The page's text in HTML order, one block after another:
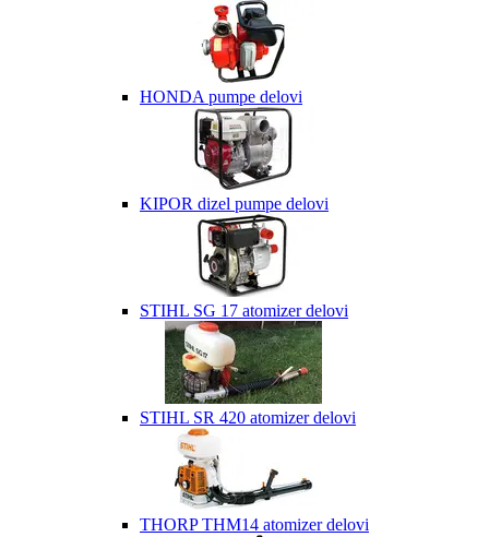
HONDA pumpe delovi
KIPOR dizel pumpe delovi
STIHL SG 17 atomizer delovi
STIHL SR 420 atomizer delovi
THORP THM14 atomizer delovi